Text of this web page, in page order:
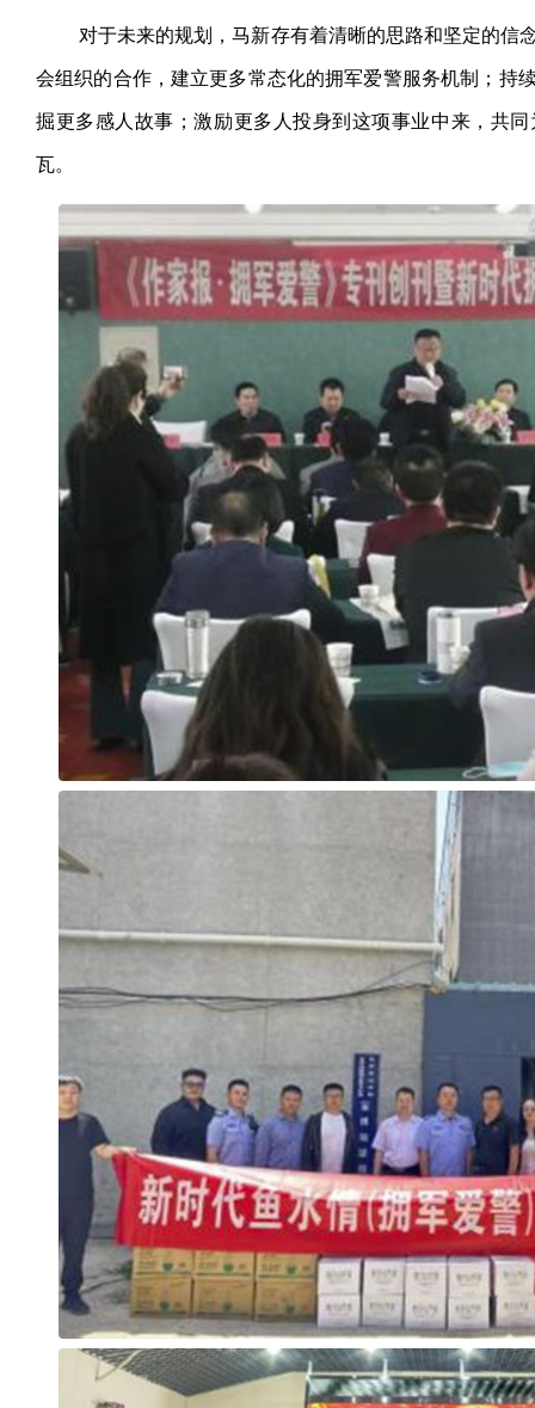
对于未来的规划，马新存有着清晰的思路和坚定的信
会组织的合作，建立更多常态化的拥军爱警服务机制；持
掘更多感人故事；激励更多人投身到这项事业中来，共
瓦。